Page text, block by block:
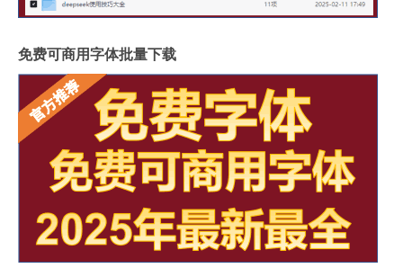
免费可商用字体批量下载